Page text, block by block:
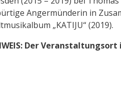
Angermünderin in
„KATIJU“ (2019).
Der